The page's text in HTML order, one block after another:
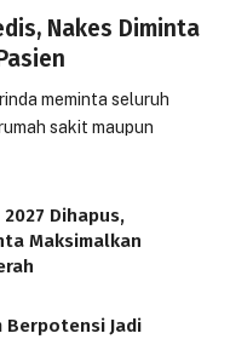
Nakes Diminta
meminta seluruh
sakit maupun
Dihapus,
Maksimalkan
Berpotensi Jadi